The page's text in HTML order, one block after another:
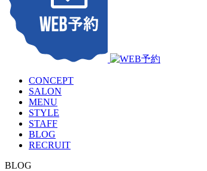
CONCEPT
SALON
MENU
STYLE
STAFF
BLOG
RECRUIT
BLOG